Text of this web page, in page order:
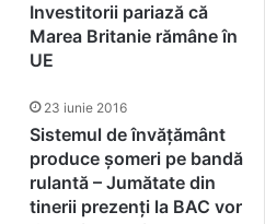
Investitorii pariază că
Marea Britanie rămâne în
UE
23 iunie 2016
Sistemul de învățământ
produce șomeri pe bandă
rulantă – Jumătate din
tinerii prezenți la BAC vor